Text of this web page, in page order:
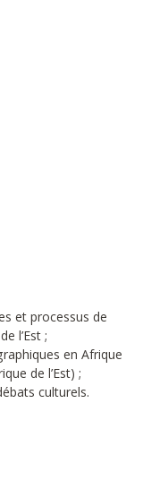
et processus de
l’Est ;
en Afrique
de l’Est) ;
culturels.